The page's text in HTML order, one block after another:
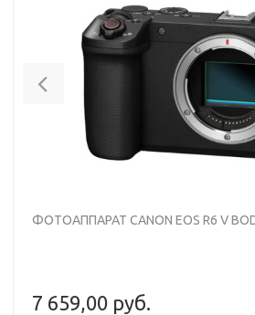
ФОТОАППАРАТ CANON EOS R6 V
7 659,00 руб.